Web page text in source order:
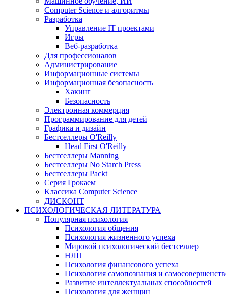
Computer Science и алгоритмы
Разработка
Управление IT проектами
Игры
Веб-разработка
Для профессионалов
Администрирование
Информационные системы
Информационная безопасность
Хакинг
Безопасность
Электронная коммерция
Программирование для детей
Графика и дизайн
Бестселлеры O'Reilly
Head First O'Reilly
Бестселлеры Manning
Бестселлеры No Starch Press
Бестселлеры Packt
Серия Грокаем
Классика Computer Science
ДИСКОНТ
ПСИХОЛОГИЧЕСКАЯ ЛИТЕРАТУРА
Популярная психология
Психология общения
Психология жизненного успеха
Мировой психологический бестселлер
НЛП
Психология финансового успеха
Психология самопознания и
Развитие интеллектуальных способностей
Психология для женщин